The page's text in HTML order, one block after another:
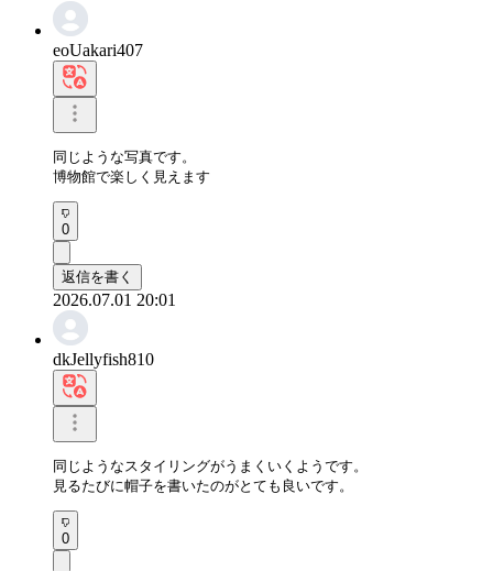
eoUakari407
同じような写真です。
博物館で楽しく見えます
0
返信を書く
2026.07.01 20:01
dkJellyfish810
同じようなスタイリングがうまくいくようです。
見るたびに帽子を書いたのがとても良いです。
0